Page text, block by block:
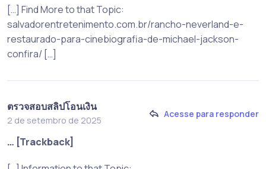
[…] Find More to that Topic:
salvadorentretenimento.com.br/rancho-neverland-e-
restaurado-para-cinebiografia-de-michael-jackson-
confira/ […]
ตรวจสอบสลิปโอนเงิน
2 de setembro de 2025
Acesse para responder
… [Trackback]